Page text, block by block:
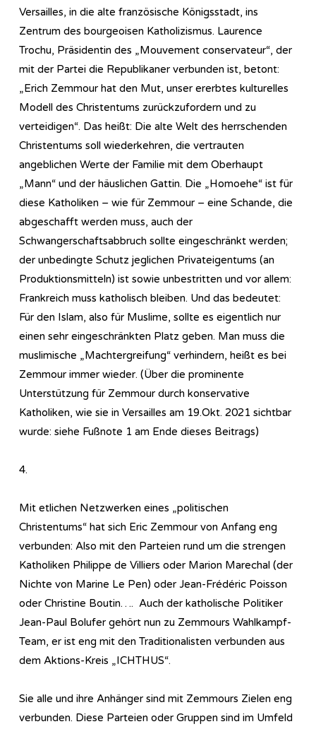
Versailles, in die alte französische Königsstadt, ins
Zentrum des bourgeoisen Katholizismus. Laurence
Trochu, Präsidentin des „Mouvement conservateur“, der
mit der Partei die Republikaner verbunden ist, betont:
„Erich Zemmour hat den Mut, unser ererbtes kulturelles
Modell des Christentums zurückzufordern und zu
verteidigen“. Das heißt: Die alte Welt des herrschenden
Christentums soll wiederkehren, die vertrauten
angeblichen Werte der Familie mit dem Oberhaupt
„Mann“ und der häuslichen Gattin. Die „Homoehe“ ist für
diese Katholiken – wie für Zemmour – eine Schande, die
abgeschafft werden muss, auch der
Schwangerschaftsabbruch sollte eingeschränkt werden;
der unbedingte Schutz jeglichen Privateigentums (an
Produktionsmitteln) ist sowie unbestritten und vor allem:
Frankreich muss katholisch bleiben. Und das bedeutet:
Für den Islam, also für Muslime, sollte es eigentlich nur
einen sehr eingeschränkten Platz geben. Man muss die
muslimische „Machtergreifung“ verhindern, heißt es bei
Zemmour immer wieder. (Über die prominente
Unterstützung für Zemmour durch konservative
Katholiken, wie sie in Versailles am 19.Okt. 2021 sichtbar
wurde: siehe Fußnote 1 am Ende dieses Beitrags)
4.
Mit etlichen Netzwerken eines „politischen
Christentums“ hat sich Eric Zemmour von Anfang eng
verbunden: Also mit den Parteien rund um die strengen
Katholiken Philippe de Villiers oder Marion Marechal (der
Nichte von Marine Le Pen) oder Jean-Frédéric Poisson
oder Christine Boutin…. Auch der katholische Politiker
Jean-Paul Bolufer gehört nun zu Zemmours Wahlkampf-
Team, er ist eng mit den Traditionalisten verbunden aus
dem Aktions-Kreis „ICHTHUS“.
Sie alle und ihre Anhänger sind mit Zemmours Zielen eng
verbunden. Diese Parteien oder Gruppen sind im Umfeld